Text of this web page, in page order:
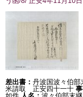
差出書：丹波国波々伯部
米請取 正安四十一十